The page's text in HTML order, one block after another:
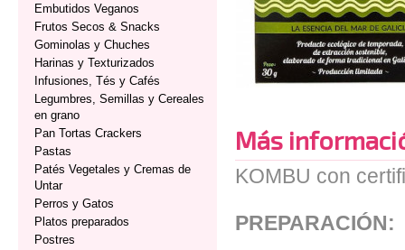
Embutidos Veganos
Frutos Secos & Snacks
Gominolas y Chuches
Harinas y Texturizados
Infusiones, Tés y Cafés
Legumbres, Semillas y Cereales
en grano
Pan Tortas Crackers
Pastas
Patés Vegetales y Cremas de
Untar
Perros y Gatos
Platos preparados
Postres
Más
KOMBU con
PREPARACIÓN: